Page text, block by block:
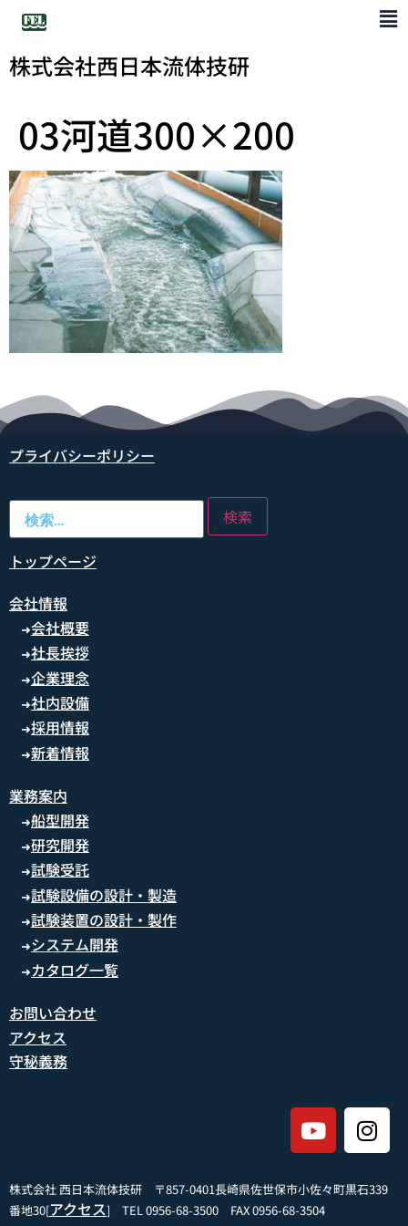
株式会社西日本流体技研
03河道300×200
プライバシーポリシー
トップページ
会社情報
➜会社概要
➜社長挨拶
➜企業理念
➜社内設備
➜採用情報
➜新着情報
業務案内
➜船型開発
➜研究開発
➜試験受託
➜試験設備の設計・製造
➜試験装置の設計・製作
➜システム開発
➜カタログ一覧
お問い合わせ
アクセス
守秘義務
株式会社 西日本流体技研 〒857-0401長崎県佐世保市小佐々町黒石339
番地30[アクセス] TEL 0956-68-3500 FAX 0956-68-3504